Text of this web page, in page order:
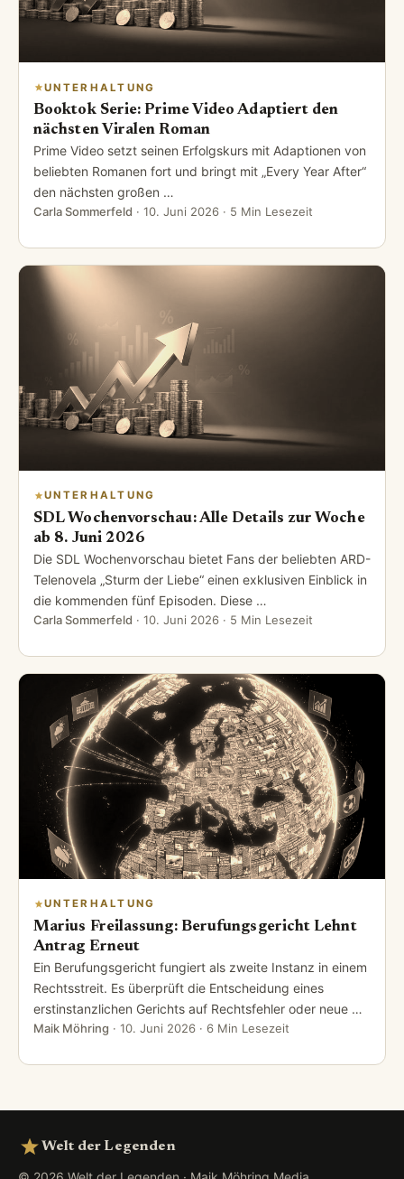
UNTERHALTUNG
Booktok Serie: Prime Video Adaptiert den
nächsten Viralen Roman
Prime Video setzt seinen Erfolgskurs mit Adaptionen von
beliebten Romanen fort und bringt mit „Every Year After“
den nächsten großen …
Carla Sommerfeld · 10. Juni 2026 · 5 Min Lesezeit
UNTERHALTUNG
SDL Wochenvorschau: Alle Details zur Woche
ab 8. Juni 2026
Die SDL Wochenvorschau bietet Fans der beliebten ARD-
Telenovela „Sturm der Liebe“ einen exklusiven Einblick in
die kommenden fünf Episoden. Diese …
Carla Sommerfeld · 10. Juni 2026 · 5 Min Lesezeit
UNTERHALTUNG
Marius Freilassung: Berufungsgericht Lehnt
Antrag Erneut
Ein Berufungsgericht fungiert als zweite Instanz in einem
Rechtsstreit. Es überprüft die Entscheidung eines
erstinstanzlichen Gerichts auf Rechtsfehler oder neue …
Maik Möhring · 10. Juni 2026 · 6 Min Lesezeit
Welt der Legenden